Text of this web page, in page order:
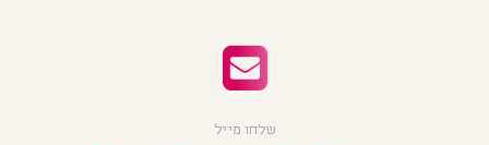
שלחו מייל